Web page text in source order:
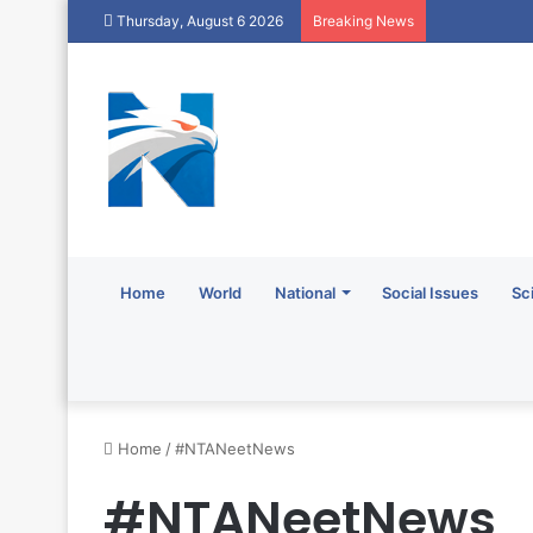
Thursday, August 6 2026 Breaking News
Home World National Social Issues
Home /#NTANeetNews
#NTANeetNews